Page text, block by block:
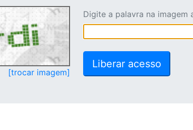
[trocar imagem]
Digite a palavra na imagem